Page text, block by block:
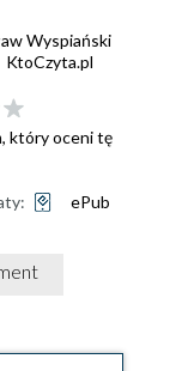
Wyspiański
KtoCzyta.pl
który oceni tę
ePub